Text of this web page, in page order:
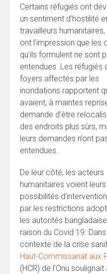
Certains réfugiés ont
un sentiment d’hostilité
travailleurs humanitaires,
ont l’impression que les
qu’ils formulent ne sont
entendues. Les réfugiés
foyers affectés par les
inondations rapportent
avaient, à maintes
demande d’être
des endroits plus sûrs,
leurs demandes n’ont
entendues.
De leur côté, les acteurs
humanitaires voient leurs
possibilités
par les restrictions
les autorités
raison du Covid 19.
contexte de la crise
Haut-Commissariat aux
(HCR) de l’Onu